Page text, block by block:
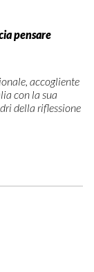
pensare
accogliente
con la sua
della riflessione